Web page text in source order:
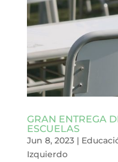
GRAN ENTREGA
ESCUELAS
Jun 8, 2023|
Izquierdo